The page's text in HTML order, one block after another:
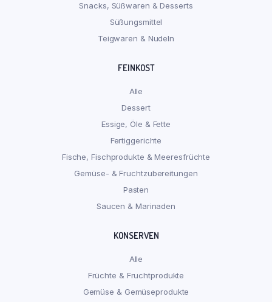
Snacks, Süßwaren & Desserts
Süßungsmittel
Teigwaren & Nudeln
FEINKOST
Alle
Dessert
Essige, Öle & Fette
Fertiggerichte
Fische, Fischprodukte & Meeresfrüchte
Gemüse- & Fruchtzubereitungen
Pasten
Saucen & Marinaden
KONSERVEN
Alle
Früchte & Fruchtprodukte
Gemüse & Gemüseprodukte